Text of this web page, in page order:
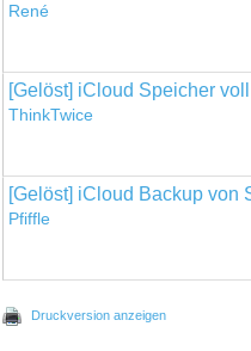
René
[Gelöst] iCloud Speicher voll
ThinkTwice
[Gelöst] iCloud Backup von
Pfiffle
Druckversion anzeigen